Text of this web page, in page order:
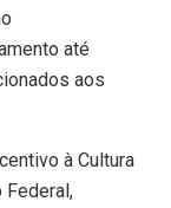
até
aos
à Cultura
Federal,